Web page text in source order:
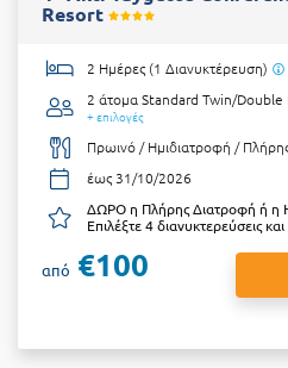
Resort
2 Ημέρες (1 Διανυκτέρευση)
2 άτομα Standard Twin/Double
+ επιλογές
Πρωινό / Ημιδιατροφή /
έως 31/10/2026
ΔΩΡΟ η Πλήρης Διατροφή ή η
Επιλέξτε 4 διανυκτερεύσεις
από €100